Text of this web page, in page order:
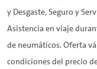
y Desgaste, Seguro y
Asistencia en viaje
de neumáticos. Oferta
condiciones del precio